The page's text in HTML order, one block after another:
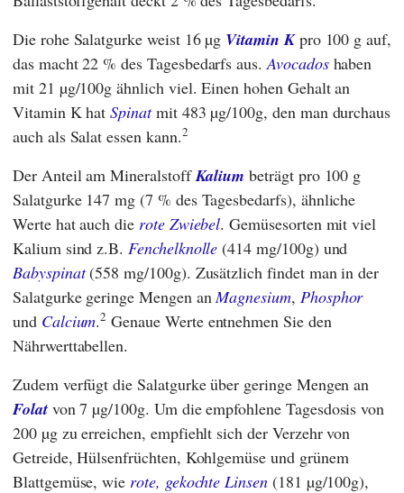
Die rohe Salatgurke weist 16 µg Vitamin K pro 100 g auf,
das macht 22 % des Tagesbedarfs aus.Avocadoshaben
mit 21 µg/100g ähnlich viel. Einen hohen Gehalt an
Vitamin K hatSpinatmit 483 µg/100g, den man durchaus
auch als Salat essen kann.2
Der Anteil am MineralstoffKalium beträgt pro 100 g
Salatgurke 147 mg (7 % des Tagesbedarfs), ähnliche
Werte hat auch die rote Zwiebel. Gemüsesorten mit viel
Kalium sind z.B. Fenchelknolle (414 mg/100g) und
Babyspinat(558 mg/100g). Zusätzlich findet man in der
Salatgurke geringe Mengen an Magnesium, Phosphor
und Calcium.2 Genaue Werte entnehmen Sie den
Nährwerttabellen.
Zudem verfügt die Salatgurke über geringe Mengen an
Folatvon 7 µg/100g. Um die empfohlene Tagesdosis von
200 µg zu erreichen, empfiehlt sich der Verzehr von
Getreide, Hülsenfrüchten, Kohlgemüse und grünem
Blattgemüse, wie rote, gekochte Linsen(181 µg/100g),